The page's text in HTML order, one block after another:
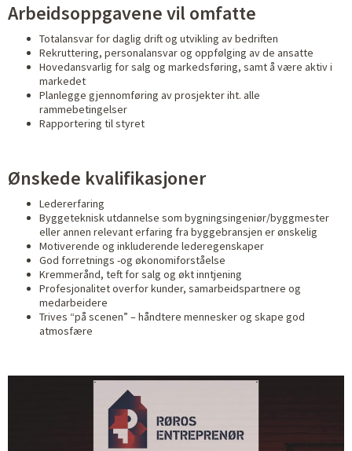
Arbeidsoppgavene vil omfatte
Totalansvar for daglig drift og utvikling av bedriften
Rekruttering, personalansvar og oppfølging av de ansatte
Hovedansvarlig for salg og markedsføring, samt å være aktiv i
markedet
Planlegge gjennomføring av prosjekter iht. alle
rammebetingelser
Rapportering til styret
Ønskede kvalifikasjoner
Ledererfaring
Byggeteknisk utdannelse som bygningsingeniør/byggmester
eller annen relevant erfaring fra byggebransjen er ønskelig
Motiverende og inkluderende lederegenskaper
God forretnings -og økonomiforståelse
Kremmerånd, teft for salg og økt inntjening
Profesjonalitet overfor kunder, samarbeidspartnere og
medarbeidere
Trives “på scenen” – håndtere mennesker og skape god
atmosfære